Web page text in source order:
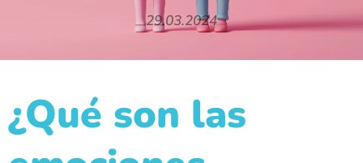
29.03.2024
¿Qué son las